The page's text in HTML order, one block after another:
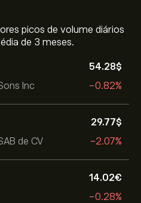
picos de volume diários
de 3 meses.
Inc
54.28‎$‎
-0.82%
de CV
29.77‎$‎
-2.07%
14.02‎€‎
-0.28%